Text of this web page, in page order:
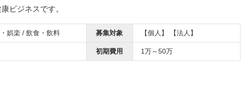
ビジネスです。
娯楽 / 飲食・飲料 募集対象 【個人】 【法人】
初期費用 1万～50万